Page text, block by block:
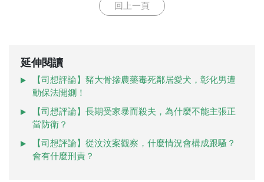
回上一頁
延伸閱讀
【司想評論】豬大骨摻農藥毒死鄰居愛犬，彰化男遭
動保法開鍘！
【司想評論】長期受家暴而殺夫，為什麼不能主張正
當防衛？
【司想評論】從汶汶案觀察，什麼情況會構成跟騷？
會有什麼刑責？